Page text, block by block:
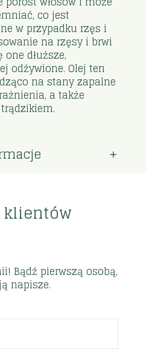
co jest
w przypadku rzęs i
na rzęsy i brwi
dłuższe,
odżywione. Olej ten
na stany zapalne
a także
klientów
Bądź pierwszą osobą,
napisze.